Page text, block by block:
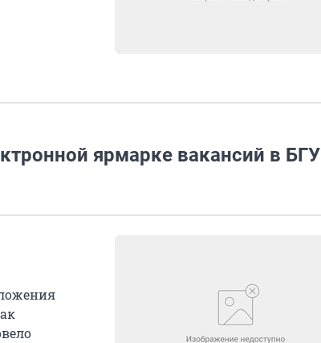
ярмарке вакансий в БГУ